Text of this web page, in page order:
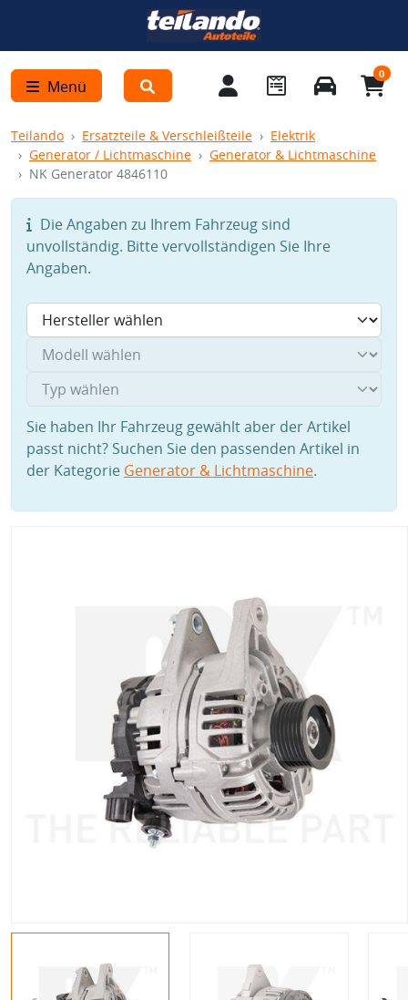
Menü
0
Teilando Ersatzteile & Verschleißteile
Elektrik
Generator / Lichtmaschine
Generator & Lichtmaschine
NK Generator 4846110
Die Angaben zu Ihrem Fahrzeug sind
unvollständig. Bitte vervollständigen Sie Ihre
Angaben.
Sie haben Ihr Fahrzeug gewählt aber der Artikel
passt nicht? Suchen Sie den passenden Artikel in
der Kategorie Generator & Lichtmaschine.